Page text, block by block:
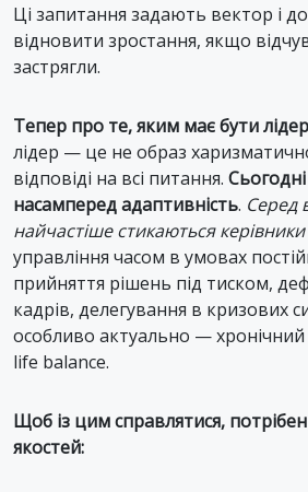
Ці запитання задають вектор і
відновити зростання, якщо
застрягли.
Тепер про те, яким має бути
лідер — це не образ
відповіді на всі питання.
насамперед адаптивність. Серед
найчастіше стикаються
управління часом в умовах
прийняття рішень під тиском,
кадрів, делегування в кризових
особливо актуально — хронічний
life balance.
Щоб із цим справлятися,
якостей: